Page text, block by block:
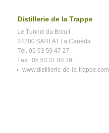
Distillerie de la Trappe
Le Tunnel du Breuil
24200 SARLAT La Canéda
Tél. 05 53 59 47 27
Fax : 05 53 31 00 39
www.distillerie-de-la-trappe.com